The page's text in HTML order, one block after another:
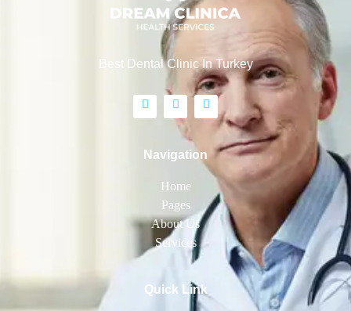
Best Dental Clinic In Turkey
Navigation
Home
Pages
About Us
Services
Quick Link